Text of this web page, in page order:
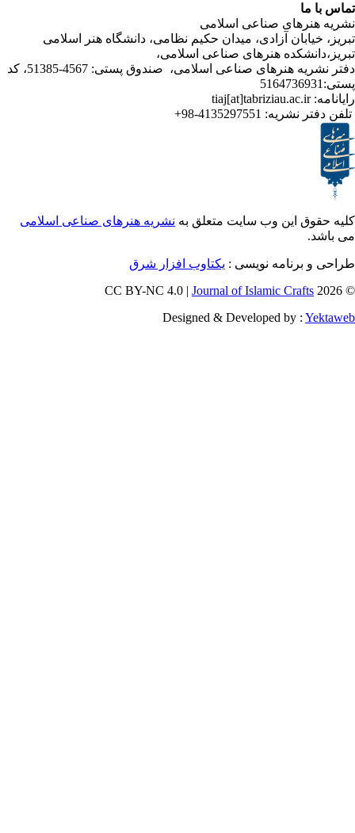
صناعی اسلامی
آزادی، میدان حکیم نظامی، دانشگاه هنر اسلامی
هنرهای صناعی اسلامی،
دفتر نشریه هنرهای صناعی اسلامی، صندوق پستی: 4567-51385، کد
نشریه:4135297551-98+
این وب سایت متعلق بهنشریه هنرهای صناعی اسلامی
نویسی : یکتاوب افزار شرق
Journal of Islamic
Designed & Developed by :